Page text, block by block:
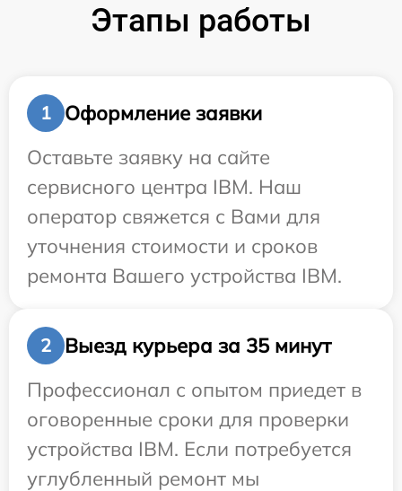
Этапы работы
1
Оформление заявки
Оставьте заявку на сайте
сервисного центра IBM. Наш
оператор свяжется с Вами для
уточнения стоимости и сроков
ремонта Вашего устройства IBM.
2
Выезд курьера за 35 минут
Профессионал с опытом приедет в
оговоренные сроки для проверки
устройства IBM. Если потребуется
углубленный ремонт мы